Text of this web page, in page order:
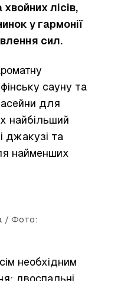
лісів,
у гармонії
сил.
сауну та
для
найбільший
джакузі та
найменших
/ Фото:
необхідним
двоспальні